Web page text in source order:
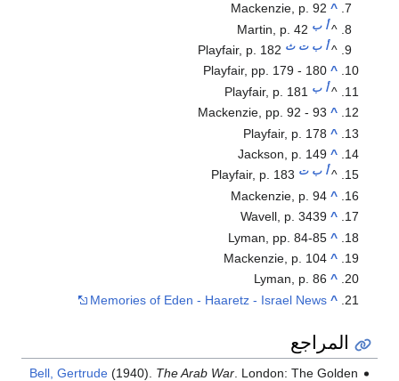
^
Mackenzie, p. 92
^أ ب Martin, p. 42
^ أ ب ت ث Playfair, p. 182
^
Playfair, pp. 179 - 180
^ أ ب
Playfair, p. 181
^
Mackenzie, pp. 92 - 93
^
Playfair, p. 178
^
Jackson, p. 149
^ أ ب ت Playfair, p. 183
^
Mackenzie, p. 94
^
Wavell, p. 3439
^
Lyman, pp. 84-85
^
Mackenzie, p. 104
^
Lyman, p. 86
^
Memories of Eden - Haaretz - Israel News
المراجع
Bell, Gertrude (1940). The Arab War. London: The Golden